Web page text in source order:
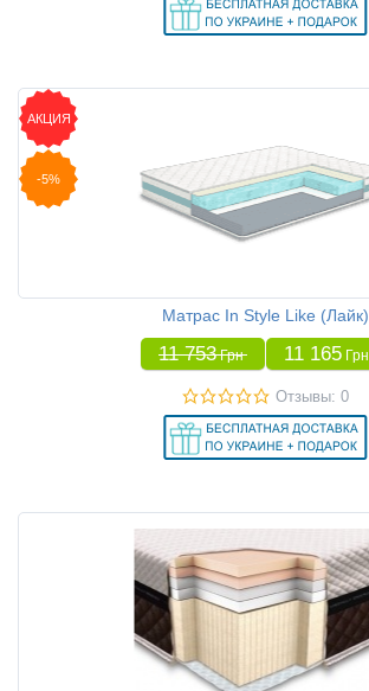
АКЦИЯ
-5%
Матрас In Style Like (Лайк)
11 753 Грн 11 165 Грн
Отзывы: 0